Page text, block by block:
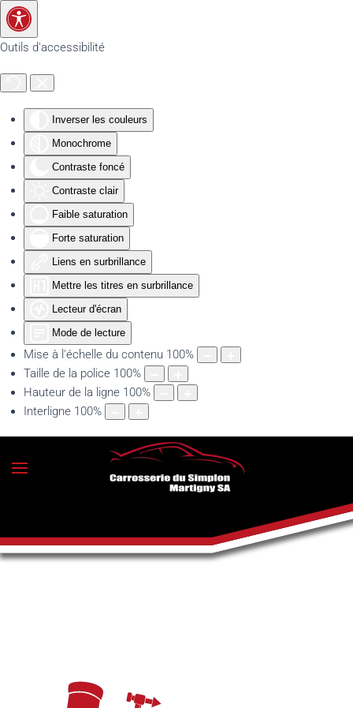
Outils d'accessibilité
Inverser les couleurs
Monochrome
Contraste foncé
Contraste clair
Faible saturation
Forte saturation
Liens en surbrillance
Mettre les titres en surbrillance
Lecteur d'écran
Mode de lecture
Mise à l'échelle du contenu 100%
Taille de la police 100%
Hauteur de la ligne 100%
Interligne 100%
Accéder au contenu principal